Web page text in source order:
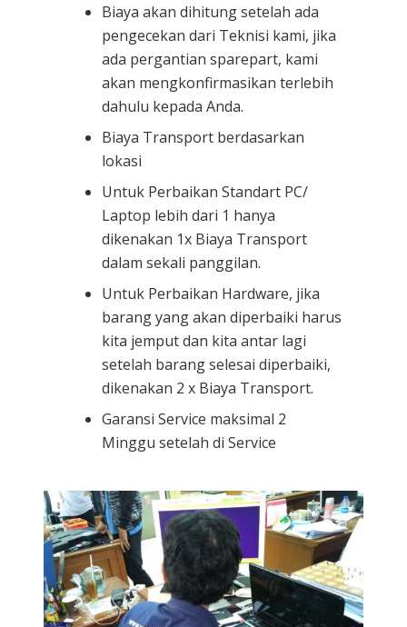
Biaya akan dihitung setelah ada
pengecekan dari Teknisi kami, jika
ada pergantian sparepart, kami
akan mengkonfirmasikan terlebih
dahulu kepada Anda.
Biaya Transport berdasarkan
lokasi
Untuk Perbaikan Standart PC/
Laptop lebih dari 1 hanya
dikenakan 1x Biaya Transport
dalam sekali panggilan.
Untuk Perbaikan Hardware, jika
barang yang akan diperbaiki harus
kita jemput dan kita antar lagi
setelah barang selesai diperbaiki,
dikenakan 2 x Biaya Transport.
Garansi Service maksimal 2
Minggu setelah di Service